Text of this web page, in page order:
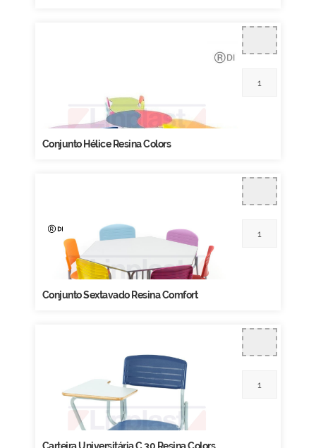
Conjunto Hélice Resina Colors
Conjunto Sextavado Resina Comfort